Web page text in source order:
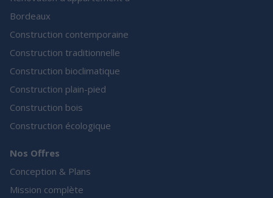
Bordeaux
Construction contemporaine
Construction traditionnelle
Construction bioclimatique
Construction plain-pied
Construction bois
Construction écologique
Nos Offres
Conception & Plans
Mission complète